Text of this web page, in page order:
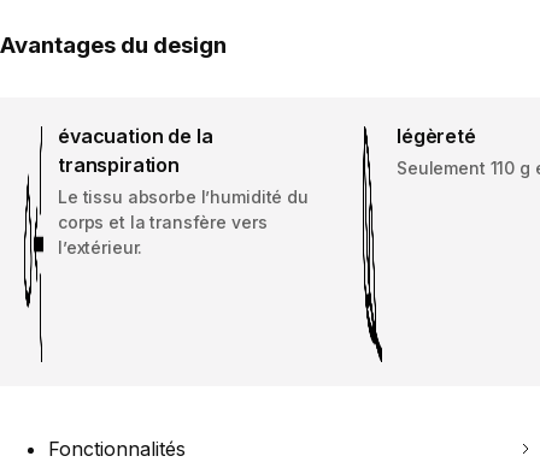
Avantages du design
évacuation de la
transpiration
Le tissu absorbe l’humidité du
corps et la transfère vers
l’extérieur.
légèreté
Seulement 110 g
Fonctionnalités